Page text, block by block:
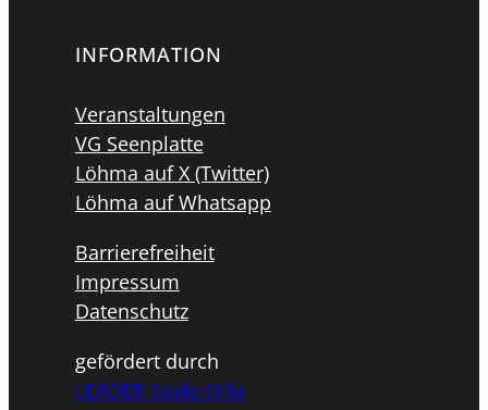
INFORMATION
Veranstaltungen
VG Seenplatte
Löhma auf X (Twitter)
Löhma auf Whatsapp
Barrierefreiheit
Impressum
Datenschutz
gefördert durch
LEADER Saale-Orla